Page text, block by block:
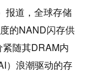
报道，全球存储
的NAND闪存供
随其DRAM内
）浪潮驱动的存